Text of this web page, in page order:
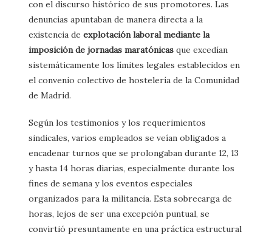
con el discurso histórico de sus promotores. Las
denuncias apuntaban de manera directa a la
existencia de explotación laboral mediante la
imposición de jornadas maratónicas que excedían
sistemáticamente los límites legales establecidos en
el convenio colectivo de hostelería de la Comunidad
de Madrid.
Según los testimonios y los requerimientos
sindicales, varios empleados se veían obligados a
encadenar turnos que se prolongaban durante 12, 13
y hasta 14 horas diarias, especialmente durante los
fines de semana y los eventos especiales
organizados para la militancia. Esta sobrecarga de
horas, lejos de ser una excepción puntual, se
convirtió presuntamente en una práctica estructural